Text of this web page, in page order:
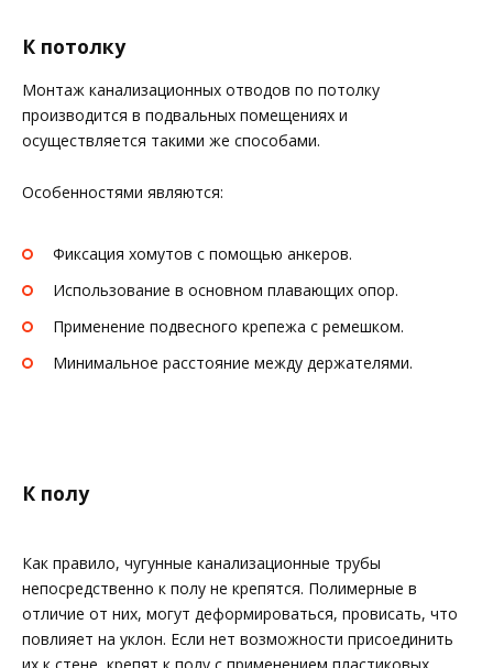
К потолку
Монтаж канализационных отводов по потолку
производится в подвальных помещениях и
осуществляется такими же способами.
Особенностями являются:
Фиксация хомутов с помощью анкеров.
Использование в основном плавающих опор.
Применение подвесного крепежа с ремешком.
Минимальное расстояние между держателями.
К полу
Как правило, чугунные канализационные трубы
непосредственно к полу не крепятся. Полимерные в
отличие от них, могут деформироваться, провисать, что
повлияет на уклон. Если нет возможности присоединить